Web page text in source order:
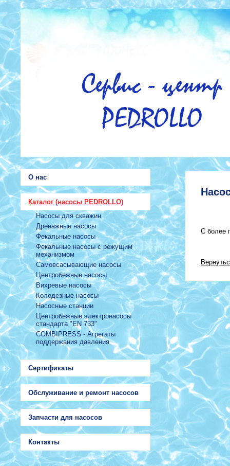
О нас
Каталог (насосы PEDROLLO)
Насосы для скважин
Дренажные насосы
Фекальные насосы
Фекальные насосы с режущим
механизмом
Самовсасывающие насосы
Центробежные насосы
Вихревые насосы
Колодезные насосы
Насосные станции
Центробежные электронасосы
стандарта "EN 733"
COMBIPRESS - Агрегаты
поддержания давления
Сертификаты
Обслуживание и ремонт насосов
Запчасти для насосов
Контакты
С более